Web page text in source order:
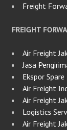
Freight
FREIGHT
Air Freight
Jasa
Ekspor
Air Freight
Air Freight
Logistics
Air Freight